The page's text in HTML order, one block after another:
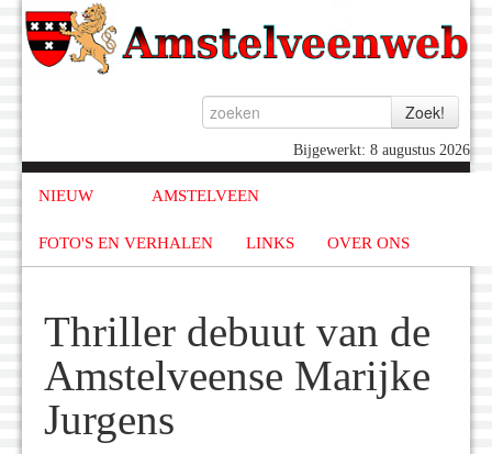
Bijgewerkt: 8 augustus 2026
NIEUW AMSTELVEEN
FOTO'S EN VERHALEN LINKS OVER ONS
Thriller debuut van de
Amstelveense Marijke
Jurgens